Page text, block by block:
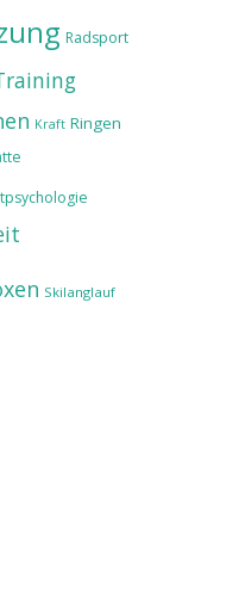
Radsport
Kraft Ringen
Skilanglauf